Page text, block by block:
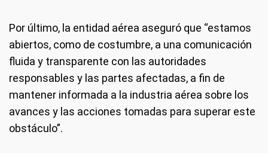
Por último, la entidad aérea aseguró que “estamos
abiertos, como de costumbre, a una comunicación
fluida y transparente con las autoridades
responsables y las partes afectadas, a fin de
mantener informada a la industria aérea sobre los
avances y las acciones tomadas para superar este
obstáculo”.